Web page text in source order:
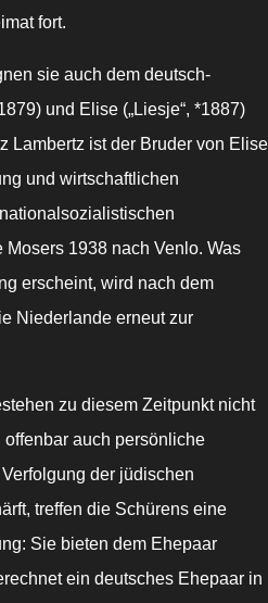
fort.
sie auch dem deutsch-
und Elise („Liesje“, *1887)
Lambertz ist der Bruder von Elise
und wirtschaftlichen
Mosers 1938 nach Venlo. Was
erscheint, wird nach dem
Niederlande erneut zur
zu diesem Zeitpunkt nicht
auch persönliche
der jüdischen
treffen die Schürens eine
Sie bieten dem Ehepaar
ein deutsches Ehepaar in